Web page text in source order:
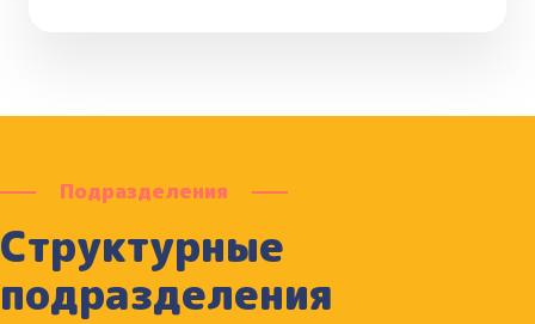
Подразделения
Структурные
подразделения